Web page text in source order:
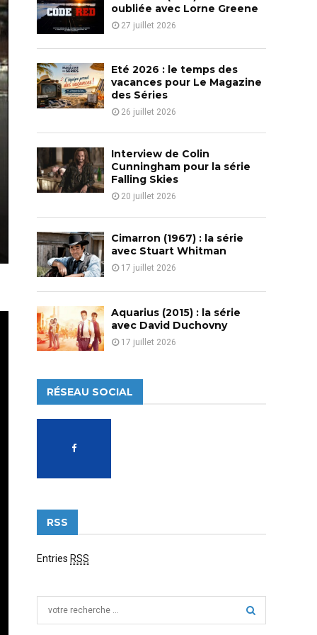
o
r
:
C
H
oubliée avec Lorne Greene
27 juillet 2026
Eté 2026 : le temps des
vacances pour Le Magazine
des Séries
26 juillet 2026
Interview de Colin
Cunningham pour la série
Falling Skies
20 juillet 2026
Cimarron (1967) : la série
avec Stuart Whitman
17 juillet 2026
Aquarius (2015) : la série
avec David Duchovny
17 juillet 2026
RÉSEAU SOCIAL
RSS
Entries RSS